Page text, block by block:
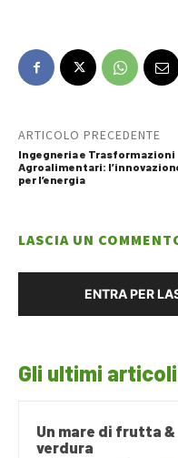
ARTICOLO PRECEDENTE
Ingegneria e Trasformazioni
Agroalimentari:
per l’energia
LASCIA UN
ENTRA PER
Gli ultimi articoli
Un mare di frutta &
verdura